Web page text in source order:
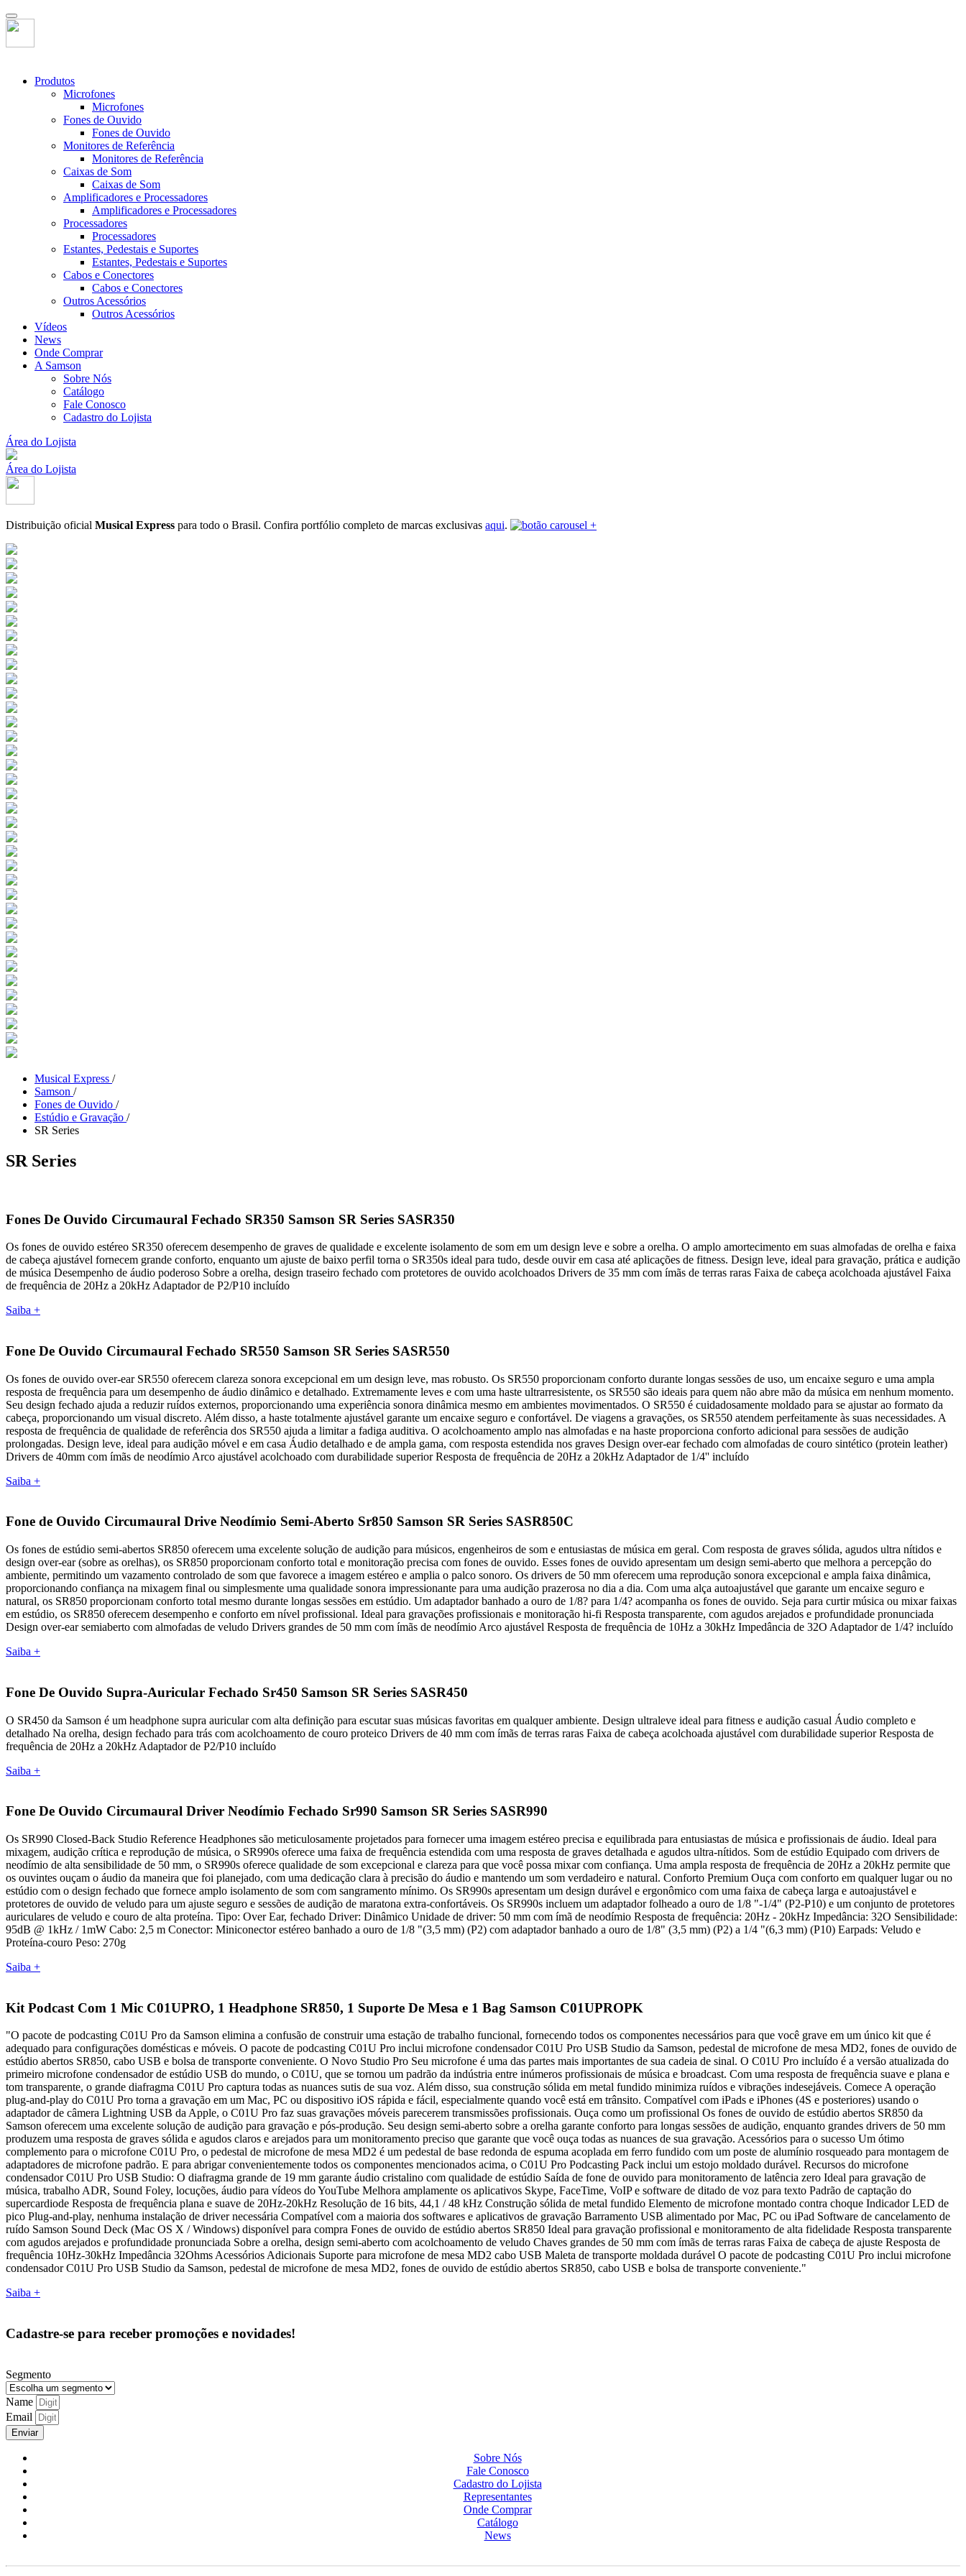
Produtos
Microfones
Microfones
Fones de Ouvido
Fones de Ouvido
Monitores de Referência
Monitores de Referência
Caixas de Som
Caixas de Som
Amplificadores e Processadores
Amplificadores e Processadores
Processadores
Processadores
Estantes, Pedestais e Suportes
Estantes, Pedestais e Suportes
Cabos e Conectores
Cabos e Conectores
Outros Acessórios
Outros Acessórios
Vídeos
News
Onde Comprar
A Samson
Sobre Nós
Catálogo
Fale Conosco
Cadastro do Lojista
Área do Lojista
Área do Lojista
Distribuição oficial Musical Express para todo o Brasil. Confira portfólio completo de marcas exclusivas aqui.
Musical Express /
Samson /
Fones de Ouvido /
Estúdio e Gravação /
SR Series
SR Series
Fones De Ouvido Circumaural Fechado SR350 Samson SR Series SASR350
Os fones de ouvido estéreo SR350 oferecem desempenho de graves de qualidade e excelente isolamento de som em um design leve e sobre a orelha. O amplo amortecimento em suas almofadas de orelha e faixa
de cabeça ajustável fornecem grande conforto, enquanto um ajuste de baixo perfil torna o SR350s ideal para tudo, desde ouvir em casa até aplicações de fitness. Design leve, ideal para gravação, prática e audição
de música Desempenho de áudio poderoso Sobre a orelha, design traseiro fechado com protetores de ouvido acolchoados Drivers de 35 mm com ímãs de terras raras Faixa de cabeça acolchoada ajustável Faixa
de frequência de 20Hz a 20kHz Adaptador de P2/P10 incluído
Saiba +
Fone De Ouvido Circumaural Fechado SR550 Samson SR Series SASR550
Os fones de ouvido over-ear SR550 oferecem clareza sonora excepcional em um design leve, mas robusto. Os SR550 proporcionam conforto durante longas sessões de uso, um encaixe seguro e uma ampla
resposta de frequência para um desempenho de áudio dinâmico e detalhado. Extremamente leves e com uma haste ultrarresistente, os SR550 são ideais para quem não abre mão da música em nenhum momento.
Seu design fechado ajuda a reduzir ruídos externos, proporcionando uma experiência sonora dinâmica mesmo em ambientes movimentados. O SR550 é cuidadosamente moldado para se ajustar ao formato da
cabeça, proporcionando um visual discreto. Além disso, a haste totalmente ajustável garante um encaixe seguro e confortável. De viagens a gravações, os SR550 atendem perfeitamente às suas necessidades. A
resposta de frequência de qualidade de referência dos SR550 ajuda a limitar a fadiga auditiva. O acolchoamento amplo nas almofadas e na haste proporciona conforto adicional para sessões de audição
prolongadas. Design leve, ideal para audição móvel e em casa Áudio detalhado e de ampla gama, com resposta estendida nos graves Design over-ear fechado com almofadas de couro sintético (protein leather)
Drivers de 40mm com ímãs de neodímio Arco ajustável acolchoado com durabilidade superior Resposta de frequência de 20Hz a 20kHz Adaptador de 1/4'' incluído
Saiba +
Fone de Ouvido Circumaural Drive Neodímio Semi-Aberto Sr850 Samson SR Series SASR850C
Os fones de estúdio semi-abertos SR850 oferecem uma excelente solução de audição para músicos, engenheiros de som e entusiastas de música em geral. Com resposta de graves sólida, agudos ultra nítidos e
design over-ear (sobre as orelhas), os SR850 proporcionam conforto total e monitoração precisa com fones de ouvido. Esses fones de ouvido apresentam um design semi-aberto que melhora a percepção do
ambiente, permitindo um vazamento controlado de som que favorece a imagem estéreo e amplia o palco sonoro. Os drivers de 50 mm oferecem uma reprodução sonora excepcional e ampla faixa dinâmica,
proporcionando confiança na mixagem final ou simplesmente uma qualidade sonora impressionante para uma audição prazerosa no dia a dia. Com uma alça autoajustável que garante um encaixe seguro e
natural, os SR850 proporcionam conforto total mesmo durante longas sessões em estúdio. Um adaptador banhado a ouro de 1/8? para 1/4? acompanha os fones de ouvido. Seja para curtir música ou mixar faixas
em estúdio, os SR850 oferecem desempenho e conforto em nível profissional. Ideal para gravações profissionais e monitoração hi-fi Resposta transparente, com agudos arejados e profundidade pronunciada
Design over-ear semiaberto com almofadas de veludo Drivers grandes de 50 mm com ímãs de neodímio Arco ajustável Resposta de frequência de 10Hz a 30kHz Impedância de 32O Adaptador de 1/4? incluído
Saiba +
Fone De Ouvido Supra-Auricular Fechado Sr450 Samson SR Series SASR450
O SR450 da Samson é um headphone supra auricular com alta definição para escutar suas músicas favoritas em qualquer ambiente. Design ultraleve ideal para fitness e audição casual Áudio completo e
detalhado Na orelha, design fechado para trás com acolchoamento de couro proteico Drivers de 40 mm com ímãs de terras raras Faixa de cabeça acolchoada ajustável com durabilidade superior Resposta de
frequência de 20Hz a 20kHz Adaptador de P2/P10 incluído
Saiba +
Fone De Ouvido Circumaural Driver Neodímio Fechado Sr990 Samson SR Series SASR990
Os SR990 Closed-Back Studio Reference Headphones são meticulosamente projetados para fornecer uma imagem estéreo precisa e equilibrada para entusiastas de música e profissionais de áudio. Ideal para
mixagem, audição crítica e reprodução de música, o SR990s oferece uma faixa de frequência estendida com uma resposta de graves detalhada e agudos ultra-nítidos. Som de estúdio Equipado com drivers de
neodímio de alta sensibilidade de 50 mm, o SR990s oferece qualidade de som excepcional e clareza para que você possa mixar com confiança. Uma ampla resposta de frequência de 20Hz a 20kHz permite que
os ouvintes ouçam o áudio da maneira que foi planejado, com uma dedicação clara à precisão do áudio e mantendo um som verdadeiro e natural. Conforto Premium Ouça com conforto em qualquer lugar ou no
estúdio com o design fechado que fornece amplo isolamento de som com sangramento mínimo. Os SR990s apresentam um design durável e ergonômico com uma faixa de cabeça larga e autoajustável e
protetores de ouvido de veludo para um ajuste seguro e sessões de audição de maratona extra-confortáveis. Os SR990s incluem um adaptador folheado a ouro de 1/8 "-1/4" (P2-P10) e um conjunto de protetores
auriculares de veludo e couro de alta proteína. Tipo: Over Ear, fechado Driver: Dinâmico Unidade de driver: 50 mm com ímã de neodímio Resposta de frequência: 20Hz - 20kHz Impedância: 32O Sensibilidade:
95dB @ 1kHz / 1mW Cabo: 2,5 m Conector: Miniconector estéreo banhado a ouro de 1/8 "(3,5 mm) (P2) com adaptador banhado a ouro de 1/8" (3,5 mm) (P2) a 1/4 "(6,3 mm) (P10) Earpads: Veludo e
Proteína-couro Peso: 270g
Saiba +
Kit Podcast Com 1 Mic C01UPRO, 1 Headphone SR850, 1 Suporte De Mesa e 1 Bag Samson C01UPROPK
"O pacote de podcasting C01U Pro da Samson elimina a confusão de construir uma estação de trabalho funcional, fornecendo todos os componentes necessários para que você grave em um único kit que é
adequado para configurações domésticas e móveis. O pacote de podcasting C01U Pro inclui microfone condensador C01U Pro USB Studio da Samson, pedestal de microfone de mesa MD2, fones de ouvido de
estúdio abertos SR850, cabo USB e bolsa de transporte conveniente. O Novo Studio Pro Seu microfone é uma das partes mais importantes de sua cadeia de sinal. O C01U Pro incluído é a versão atualizada do
primeiro microfone condensador de estúdio USB do mundo, o C01U, que se tornou um padrão da indústria entre inúmeros profissionais de música e broadcast. Com uma resposta de frequência suave e plana e
tom transparente, o grande diafragma C01U Pro captura todas as nuances sutis de sua voz. Além disso, sua construção sólida em metal fundido minimiza ruídos e vibrações indesejáveis. Comece A operação
plug-and-play do C01U Pro torna a gravação em um Mac, PC ou dispositivo iOS rápida e fácil, especialmente quando você está em trânsito. Compatível com iPads e iPhones (4S e posteriores) usando o
adaptador de câmera Lightning USB da Apple, o C01U Pro faz suas gravações móveis parecerem transmissões profissionais. Ouça como um profissional Os fones de ouvido de estúdio abertos SR850 da
Samson oferecem uma excelente solução de audição para gravação e pós-produção. Seu design semi-aberto sobre a orelha garante conforto para longas sessões de audição, enquanto grandes drivers de 50 mm
produzem uma resposta de graves sólida e agudos claros e arejados para um monitoramento preciso que garante que você ouça todas as nuances de sua gravação. Acessórios para o sucesso Um ótimo
complemento para o microfone C01U Pro, o pedestal de microfone de mesa MD2 é um pedestal de base redonda de espuma acoplada em ferro fundido com um poste de alumínio rosqueado para montagem de
adaptadores de microfone padrão. E para abrigar convenientemente todos os componentes mencionados acima, o C01U Pro Podcasting Pack inclui um estojo moldado durável. Recursos do microfone
condensador C01U Pro USB Studio: O diafragma grande de 19 mm garante áudio cristalino com qualidade de estúdio Saída de fone de ouvido para monitoramento de latência zero Ideal para gravação de
música, trabalho ADR, Sound Foley, locuções, áudio para vídeos do YouTube Melhora amplamente os aplicativos Skype, FaceTime, VoIP e software de ditado de voz para texto Padrão de captação do
supercardiode Resposta de frequência plana e suave de 20Hz-20kHz Resolução de 16 bits, 44,1 / 48 kHz Construção sólida de metal fundido Elemento de microfone montado contra choque Indicador LED de
pico Plug-and-play, nenhuma instalação de driver necessária Compatível com a maioria dos softwares e aplicativos de gravação Barramento USB alimentado por Mac, PC ou iPad Software de cancelamento de
ruído Samson Sound Deck (Mac OS X / Windows) disponível para compra Fones de ouvido de estúdio abertos SR850 Ideal para gravação profissional e monitoramento de alta fidelidade Resposta transparente
com agudos arejados e profundidade pronunciada Sobre a orelha, design semi-aberto com acolchoamento de veludo Chaves grandes de 50 mm com ímãs de terras raras Faixa de cabeça de ajuste Resposta de
frequência 10Hz-30kHz Impedância 32Ohms Acessórios Adicionais Suporte para microfone de mesa MD2 cabo USB Maleta de transporte moldada durável O pacote de podcasting C01U Pro inclui microfone
condensador C01U Pro USB Studio da Samson, pedestal de microfone de mesa MD2, fones de ouvido de estúdio abertos SR850, cabo USB e bolsa de transporte conveniente."
Saiba +
Cadastre-se para receber promoções e novidades!
Segmento
Name
Email
Enviar
Sobre Nós
Fale Conosco
Cadastro do Lojista
Representantes
Onde Comprar
Catálogo
News